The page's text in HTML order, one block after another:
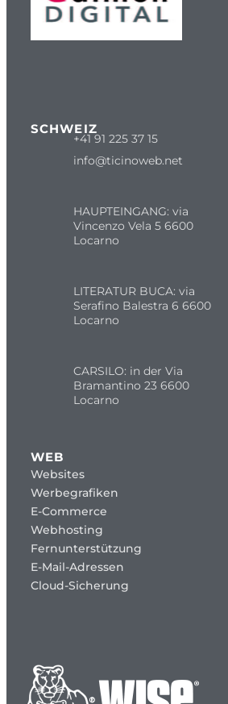
SCHWEIZ
+41 91 225 37 15
info@ticinoweb.net
HAUPTEINGANG: via
Vincenzo Vela 5 6600
Locarno
LITERATUR BUCA: via
Serafino Balestra 6 6600
Locarno
CARSILO: in der Via
Bramantino 23 6600
Locarno
WEB
Websites
Werbegrafiken
E-Commerce
Webhosting
Fernunterstützung
E-Mail-Adressen
Cloud-Sicherung